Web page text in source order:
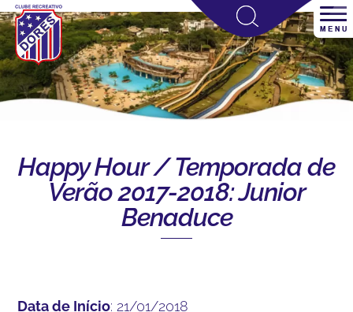
Happy Hour / Temporada de
Verão 2017-2018: Junior
Benaduce
Data de Início: 21/01/2018